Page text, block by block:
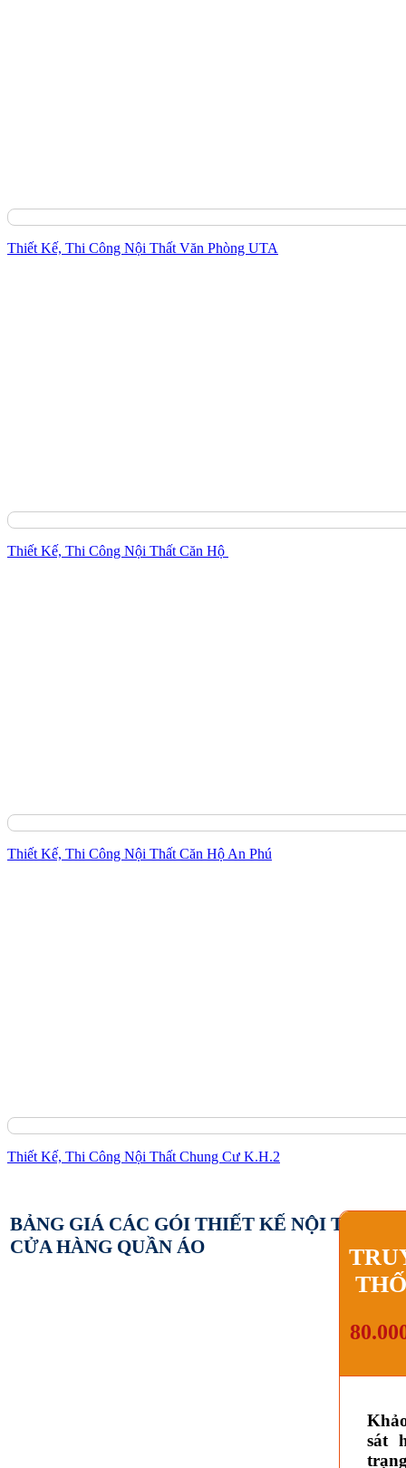
Thiết Kế, Thi Công Nội Thất Văn Phòng UTA
Thiết Kế, Thi Công Nội Thất Căn Hộ
Thiết Kế, Thi Công Nội Thất Căn Hộ An Phú
Thiết Kế, Thi Công Nội Thất Chung Cư K.H.2
BẢNG GIÁ CÁC GÓI THIẾT KẾ NỘI THẤT
CỬA HÀNG QUẦN ÁO
sát